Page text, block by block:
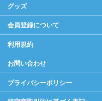
グッズ
会員登録について
利用規約
お問い合わせ
プライバシーポリシー